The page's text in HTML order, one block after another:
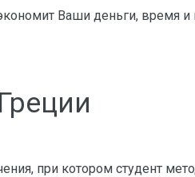
Ваши деньги,
при котором студент